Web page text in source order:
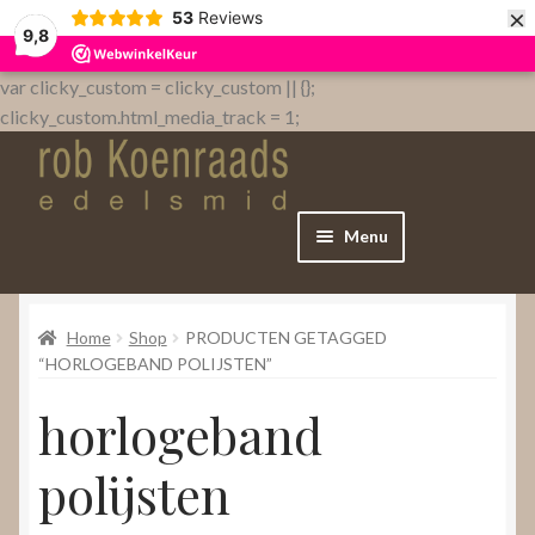
9,8
53 Reviews ×
var clicky_custom = clicky_custom || {};
clicky_custom.html_media_track = 1;
Menu
Home
WebShop
Over
Contact
Home Shop
PRODUCTEN GETAGGED
“HORLOGEBAND POLIJSTEN”
horlogeband
polijsten